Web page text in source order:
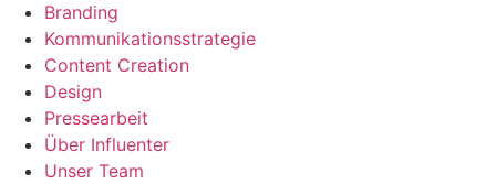
Branding
Kommunikationsstrategie
Content Creation
Design
Pressearbeit
Über Influenter
Unser Team